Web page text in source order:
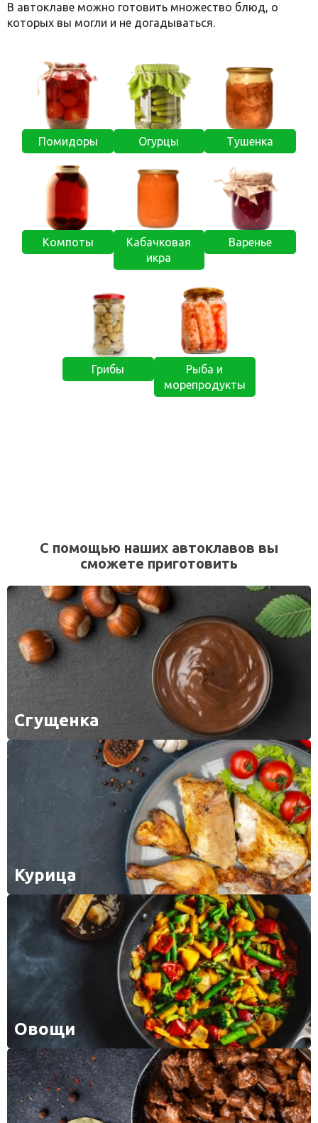
В автоклаве можно готовить множество блюд, о
которых вы могли и не догадываться.
Помидоры Огурцы Тушенка
Компоты
Кабачковая
икра
Варенье
Грибы
Рыба и
морепродукты
С помощью наших автоклавов вы
сможете приготовить
Сгущенка
Курица
Овощи